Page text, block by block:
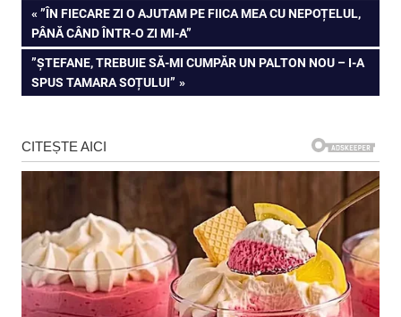
Navigare
în
articole
PREVIOUS
POST:
”ÎN FIECARE ZI O AJUTAM PE FIICA MEA CU NEPOȚELUL,
PÂNĂ CÂND ÎNTR-O ZI MI-A”
NEXT
POST:
”ȘTEFANE, TREBUIE SĂ-MI CUMPĂR UN PALTON NOU – I-A
SPUS TAMARA SOȚULUI”